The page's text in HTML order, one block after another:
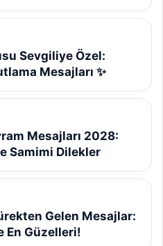
Sevgiliye Özel:
Mesajları ✨
Mesajları 2028:
Samimi Dilekler
Gelen Mesajlar:
En Güzelleri!